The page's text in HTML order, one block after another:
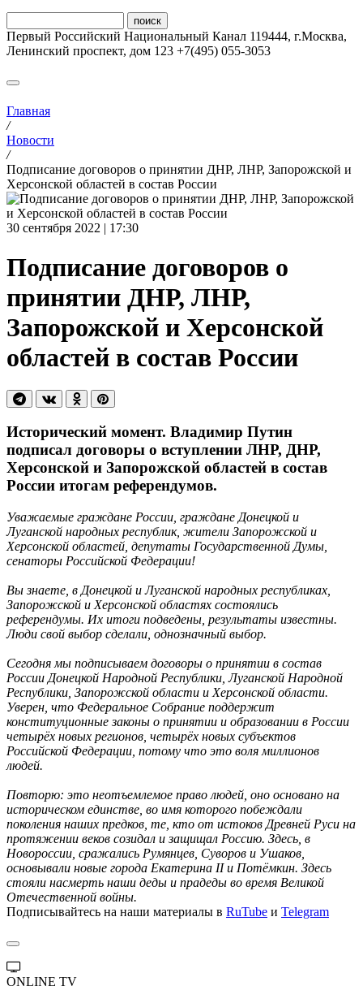
Первый Российский Национальный Канал 119444, г.Москва,
Ленинский проспект, дом 123 +7(495) 055-3053
Главная
/
Новости
/
Подписание договоров о принятии ДНР, ЛНР, Запорожской и
Херсонской областей в состав России
30 сентября 2022 | 17:30
Подписание договоров о
принятии ДНР, ЛНР,
Запорожской и Херсонской
областей в состав России
Исторический момент. Владимир Путин
подписал договоры о вступлении ЛНР, ДНР,
Херсонской и Запорожской областей в состав
России итогам референдумов.
Уважаемые граждане России, граждане Донецкой и
Луганской народных республик, жители Запорожской и
Херсонской областей, депутаты Государственной Думы,
сенаторы Российской Федерации!
Вы знаете, в Донецкой и Луганской народных республиках,
Запорожской и Херсонской областях состоялись
референдумы. Их итоги подведены, результаты известны.
Люди свой выбор сделали, однозначный выбор.
Сегодня мы подписываем договоры о принятии в состав
России Донецкой Народной Республики, Луганской Народной
Республики, Запорожской области и Херсонской области.
Уверен, что Федеральное Собрание поддержит
конституционные законы о принятии и образовании в России
четырёх новых регионов, четырёх новых субъектов
Российской Федерации, потому что это воля миллионов
людей.
Повторю: это неотъемлемое право людей, оно основано на
историческом единстве, во имя которого побеждали
поколения наших предков, те, кто от истоков Древней Руси на
протяжении веков созидал и защищал Россию. Здесь, в
Новороссии, сражались Румянцев, Суворов и Ушаков,
основывали новые города Екатерина II и Потёмкин. Здесь
стояли насмерть наши деды и прадеды во время Великой
Отечественной войны.
Подписывайтесь на наши материалы в RuTube и Telegram
ONLINE TV